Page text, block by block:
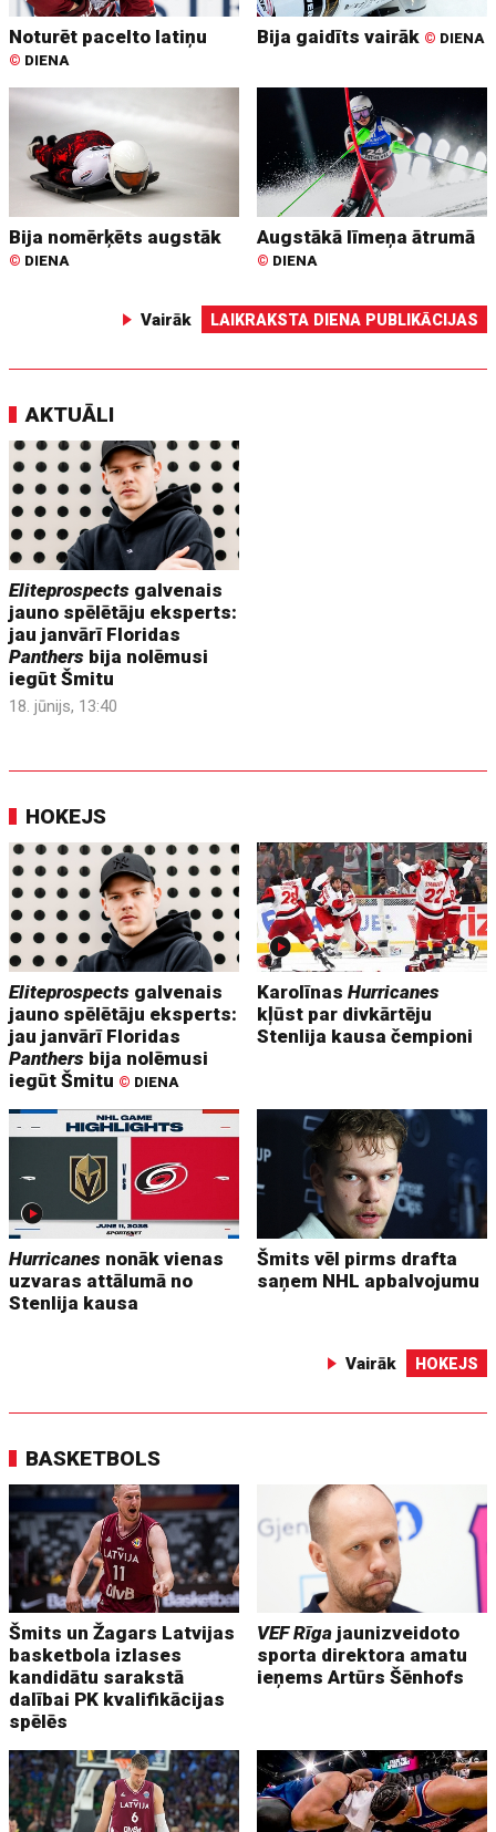
Noturēt pacelto latiņu
© DIENA
Bija gaidīts vairāk © DIENA
Bija nomērķēts augstāk
© DIENA
Augstākā līmeņa ātrumā
© DIENA
Vairāk LAIKRAKSTA DIENA PUBLIKĀCIJAS
AKTUĀLI
Eliteprospects galvenais
jauno spēlētāju eksperts:
jau janvārī Floridas
Panthers bija nolēmusi
iegūt Šmitu
18. jūnijs, 13:40
HOKEJS
Eliteprospects galvenais
jauno spēlētāju eksperts:
jau janvārī Floridas
Panthers bija nolēmusi
iegūt Šmitu © DIENA
KarolīnasHurricanes
kļūst par divkārtēju
Stenlija kausa čempioni
Hurricanes nonāk vienas
uzvaras attālumā no
Stenlija kausa
Šmits vēl pirms drafta
saņem NHL apbalvojumu
Vairāk HOKEJS
BASKETBOLS
Šmits un Žagars Latvijas
basketbola izlases
kandidātu sarakstā
dalībai PK kvalifikācijas
spēlēs
VEF Rīga jaunizveidoto
sporta direktora amatu
ieņems Artūrs Šēnhofs